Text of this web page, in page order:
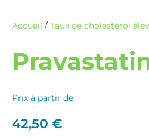
Accueil / Taux de cholestérol
Prix à partir de
42,50 €